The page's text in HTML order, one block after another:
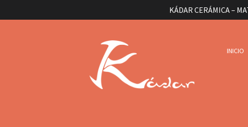
KÁDAR CERÁMICA –
navegación
contenido
INICIO